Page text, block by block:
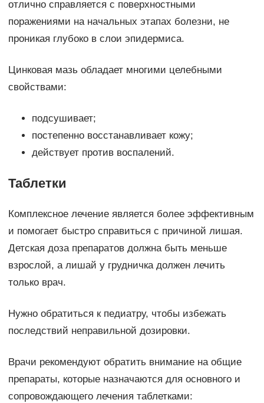
отлично справляется с поверхностными
поражениями на начальных этапах болезни, не
проникая глубоко в слои эпидермиса.
Цинковая мазь обладает многими целебными
свойствами:
подсушивает;
постепенно восстанавливает кожу;
действует против воспалений.
Таблетки­
Комплексное лечение является более эффективным
и помогает быстро справиться с причиной лишая.
Детская доза препаратов должна быть меньше
взрослой, а лишай у грудничка должен лечить
только врач.
Нужно обратиться к педиатру, чтобы избежать
последствий неправильной дозировки.
Врачи рекомендуют обратить внимание на общие
препараты, которые назначаются для основного и
сопровождающего лечения таблетками: